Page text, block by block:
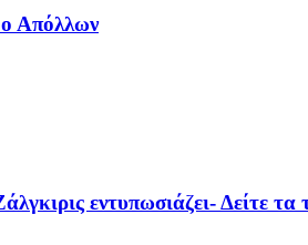
Απόλλων
εντυπωσιάζει- Δείτε